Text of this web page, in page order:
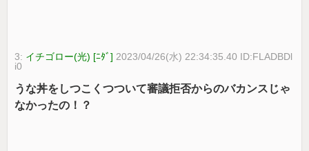
3: イチゴロー(光) [ﾆﾀﾞ] 2023/04/26(水) 22:34:35.40 ID:FLADBDl
i0
うな丼をしつこくつついて審議拒否からのバカンスじゃ
なかったの！？